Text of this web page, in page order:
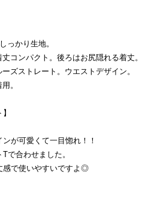
っかり生地。
コンパクト。後ろはお尻隠れる着丈。
ズストレート。ウエストデザイン。
。
が可愛くて一目惚れ！！
で合わせました。
感で使いやすいですよ◎